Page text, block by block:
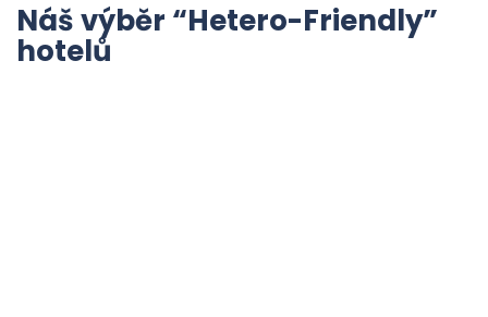
Náš výběr “Hetero-Friendly”
hotelů